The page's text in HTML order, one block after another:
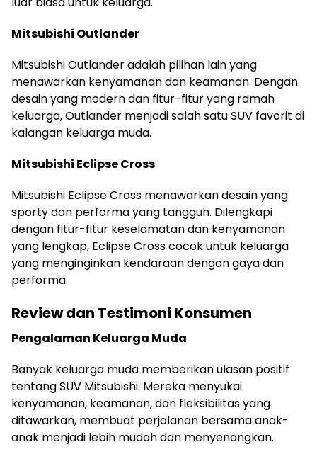
Mitsubishi Outlander
Mitsubishi Outlander adalah pilihan lain yang
menawarkan kenyamanan dan keamanan. Dengan
desain yang modern dan fitur-fitur yang ramah
keluarga, Outlander menjadi salah satu SUV favorit di
kalangan keluarga muda.
Mitsubishi Eclipse Cross
Mitsubishi Eclipse Cross menawarkan desain yang
sporty dan performa yang tangguh. Dilengkapi
dengan fitur-fitur keselamatan dan kenyamanan
yang lengkap, Eclipse Cross cocok untuk keluarga
yang menginginkan kendaraan dengan gaya dan
performa.
Review dan Testimoni Konsumen
Pengalaman Keluarga Muda
Banyak keluarga muda memberikan ulasan positif
tentang SUV Mitsubishi. Mereka menyukai
kenyamanan, keamanan, dan fleksibilitas yang
ditawarkan, membuat perjalanan bersama anak-
anak menjadi lebih mudah dan menyenangkan.